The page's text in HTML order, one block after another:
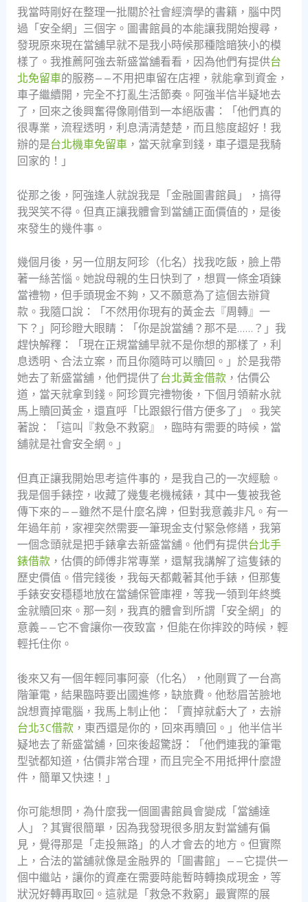
我當時剛好在整理一批關於社會經濟學的書籍，腦中閃
過「安全網」三個字。圖書館員的本能讓我開始搜尋，
發現原來現在當舖早就不是我小時候那種陰暗狹小的模
樣了。我推薦阿強去新盛當舖看看，因為他們有提供台
北免留車的服務——不用把車留在店裡，就能拿到資金，
車子繼續開，完全不打亂生活節奏。阿強半信半疑地去
了，回來之後興奮得像剛借到一本絕版書：「他們真的
很專業，流程透明，利息清清楚楚，而且態度超好！我
辦的是台北機車免留車，當天就拿到錢，車子還是我騎
回家的！」
從那之後，阿強逢人就說我是「金融圖書館員」，搞得
我哭笑不得。但真正讓我體會到當舖正面價值的，是後
來發生的幾件事。
幾個月後，另一位朋友阿珍（化名）找我吃飯，臉上帶
著一絲苦惱。她說母親的生日快到了，想買一條金項鍊
當禮物，但手頭現金不夠，又不願意為了這個去辦貸
款。我隨口說：「不然用你現有的黃金去『周轉』一
下？」阿珍瞪大眼睛：「你是說當舖？那不是……？」我
趕快解釋：「現在正規當舖早就不是你想的那樣了，利
息透明、合法立案，而且你隨時可以贖回。」於是我帶
她去了新盛當舖，他們提供了台北黃金借款，估價公
道，當天就拿到錢。阿珍買完禮物後，下個月領薪水就
馬上贖回黃金，還直呼「比跟銀行借方便多了」。我笑
著說：「這叫『救急不救窮』，臨時有需要的時候，當
舖就是社會安全網。」
但真正讓我開始思考這件事的，是我自己的一次經驗。
我是個手錶控，收藏了幾隻老機械錶，其中一隻被我爸
傳下來的——雖然不是什麼名牌，但對我意義非凡。有一
年過年前，家裡突然需要一筆現金支付緊急修繕，我第
一個念頭就是把手錶拿去新盛當舖。他們有提供台北手
錶借款，估價的師傅非常專業，還幫我講解了這隻錶的
歷史價值。借完錢後，我每天都戴著其他手錶，但那隻
手錶安安穩穩地放在當舖保管庫裡，等我一領到年終獎
金就贖回來。那一刻，我真的體會到所謂「安全網」的
意義——它不會讓你一夜致富，但能在你摔跤的時候，輕
輕托住你。
後來又有一個年輕同事阿豪（化名），他剛買了一台高
階筆電，結果臨時要出國進修，缺旅費。他愁眉苦臉地
說想賣掉電腦，我馬上制止他：「賣掉就虧大了，去辦
台北3C借款，東西還是你的，回來再贖回。」他半信半
疑地去了新盛當舖，回來後超驚訝：「他們連我的筆電
型號都知道，估價非常合理，而且完全不用抵押什麼證
件，簡單又快速！」
你可能想問，為什麼我一個圖書館員會變成「當舖達
人」？其實很簡單，因為我發現很多朋友對當舖有偏
見，覺得那是「走投無路」的人才會去的地方。但實際
上，合法的當舖就像是金融界的「圖書館」——它提供一
個中繼站，讓你的資產在需要時能暫時轉換成現金，等
狀況好轉再取回。這就是「救急不救窮」最實際的展